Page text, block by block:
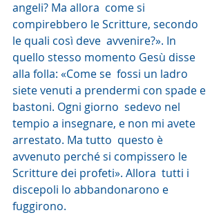
angeli? Ma allora  come si
compirebbero le Scritture, secondo
le quali così deve  avvenire?». In
quello stesso momento Gesù disse
alla folla: «Come se  fossi un ladro
siete venuti a prendermi con spade e
bastoni. Ogni giorno  sedevo nel
tempio a insegnare, e non mi avete
arrestato. Ma tutto  questo è
avvenuto perché si compissero le
Scritture dei profeti». Allora  tutti i
discepoli lo abbandonarono e
fuggirono.